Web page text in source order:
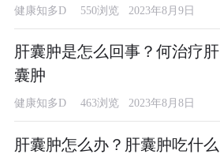
健康知多D 550浏览 2023年8月9日
肝囊肿是怎么回事？何治疗肝
囊肿
健康知多D 463浏览 2023年8月8日
肝囊肿怎么办？肝囊肿吃什么